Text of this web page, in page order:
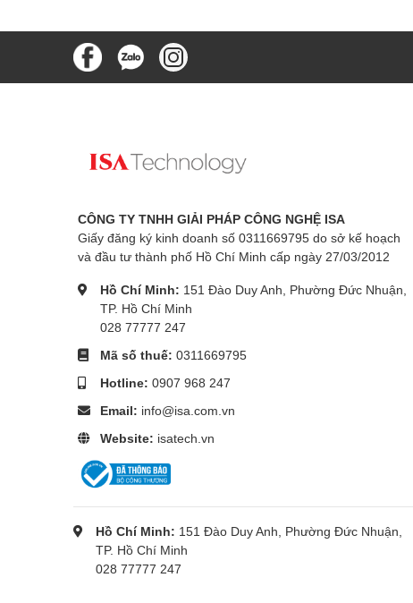
CÔNG TY TNHH GIẢI PHÁP CÔNG NGHỆ ISA
Giấy đăng ký kinh doanh số 0311669795 do sở kế hoạch
và đầu tư thành phố Hồ Chí Minh cấp ngày 27/03/2012
Hồ Chí Minh: 151 Đào Duy Anh, Phường Đức Nhuận,
TP. Hồ Chí Minh
028 77777 247
Mã số thuế: 0311669795
Hotline: 0907 968 247
Email: info@isa.com.vn
Website: isatech.vn
Hồ Chí Minh: 151 Đào Duy Anh, Phường Đức Nhuận,
TP. Hồ Chí Minh
028 77777 247